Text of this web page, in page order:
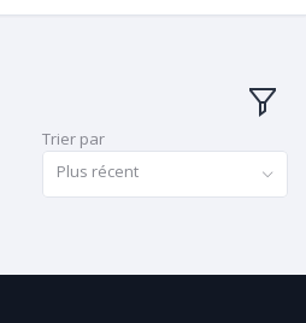
Trier par
Plus récent